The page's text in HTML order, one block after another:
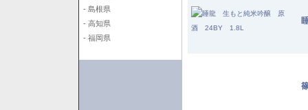
- 島根県
- 高知県
- 福岡県